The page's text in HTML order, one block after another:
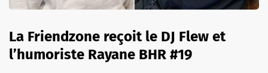
La Friendzone reçoit le DJ Flew et
l’humoriste Rayane BHR #19